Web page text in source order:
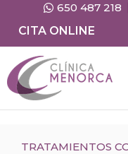
650 487 218
CITA ONLINE
TRATAMIENTOS